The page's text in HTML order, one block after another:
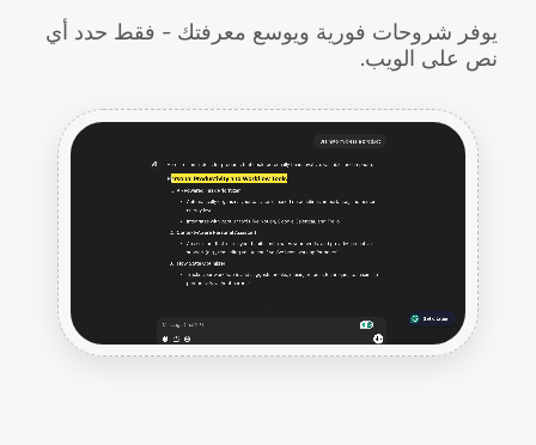
يوفر شروحات فورية ويوسع معرفتك - فقط حدد أي
نص على الويب.